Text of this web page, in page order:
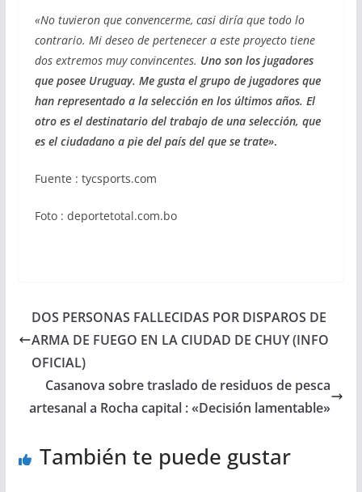
«No tuvieron que convencerme, casi diría que todo lo
contrario. Mi deseo de pertenecer a este proyecto tiene
dos extremos muy convincentes. Uno son los jugadores
que posee Uruguay. Me gusta el grupo de jugadores que
han representado a la selección en los últimos años. El
otro es el destinatario del trabajo de una selección, que
es el ciudadano a pie del país del que se trate».
Fuente : tycsports.com
Foto : deportetotal.com.bo
DOS PERSONAS FALLECIDAS POR DISPAROS DE
ARMA DE FUEGO EN LA CIUDAD DE CHUY (INFO
OFICIAL)
Casanova sobre traslado de residuos de pesca
artesanal a Rocha capital : «Decisión lamentable»
También te puede gustar